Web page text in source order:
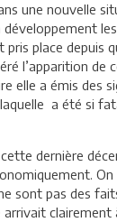
une nouvelle
pris place depuis
l’apparition de
elle a émis des
a été si
dernière
sont pas des
arrivait